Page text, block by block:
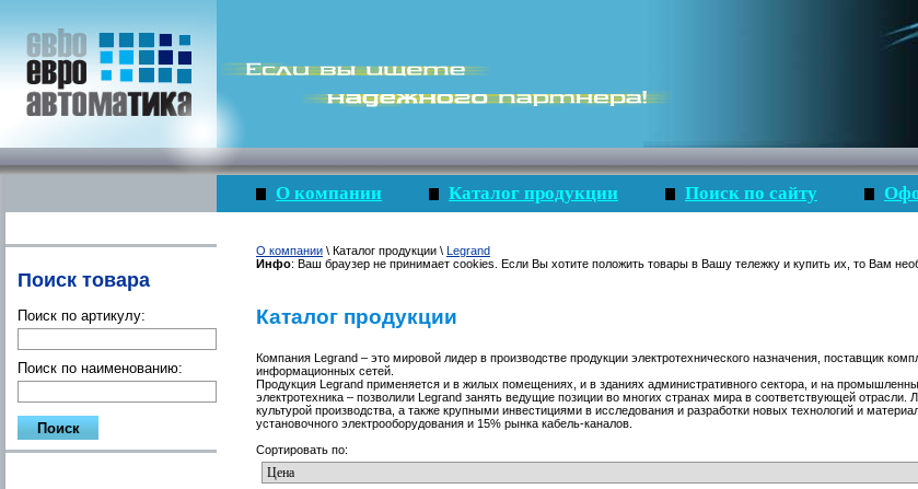
Поиск товара
Поиск по артикулу:
Поиск по наименованию:
О компании Каталог продукции Поиск по сайту
О компании \ Каталог продукции \ Legrand
Инфо: Ваш браузер не принимает cookies. Если Вы хотите положить товары в Вашу тележку и купить их, то Вам
Каталог продукции
Компания Legrand – это мировой лидер в производстве продукции электротехнического назначения, поставщик
информационных сетей.
Продукция Legrand применяется и в жилых помещениях, и в зданиях административного сектора, и на
электротехника – позволили Legrand занять ведущие позиции во многих странах мира в соответствующей
культурой производства, а также крупными инвестициями в исследования и разработки новых технологий и
установочного электрооборудования и 15% рынка кабель-каналов.
Сортировать по: